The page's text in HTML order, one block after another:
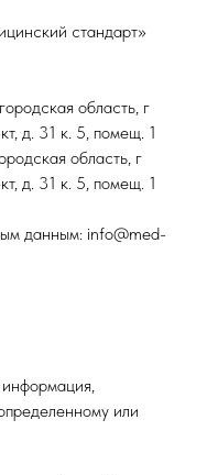
стандарт»
область, г
д. 31 к. 5, помещ. 1
область, г
д. 31 к. 5, помещ. 1
данным: info@med-
или